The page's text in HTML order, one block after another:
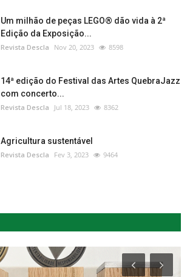
Um milhão de peças LEGO® dão vida à 2ª
Edição da Exposição...
Revista Descla Nov 20, 2023 8598
14ª edição do Festival das Artes QuebraJazz
com concerto...
Revista Descla Jul 18, 2023 8362
Agricultura sustentável
Revista Descla Fev 3, 2023 9464